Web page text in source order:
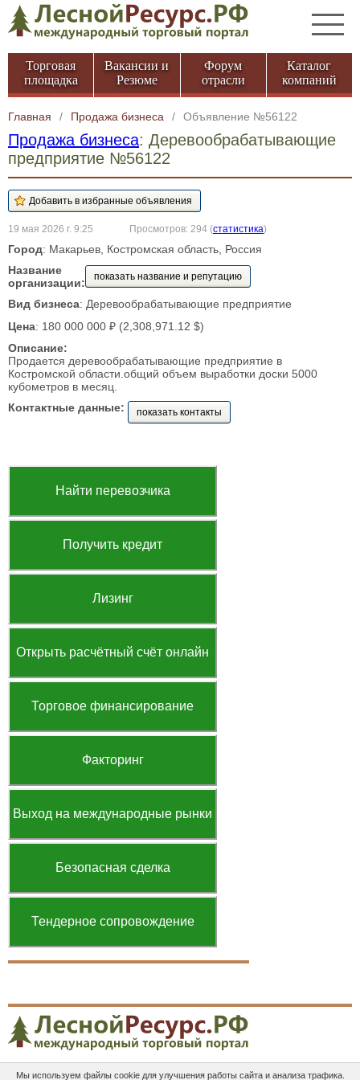
Торговая
площадка
Вакансии и
Резюме
Форум
отрасли
Каталог
компаний
Главная / Продажа бизнеса / Объявление №56122
Продажа бизнеса: Деревообрабатывающие
предприятие №56122
19 мая 2026 г. 9:25 Просмотров: 294 (статистика)
Город: Макарьев, Костромская область, Россия
Название
организации:
показать название и репутацию
Вид бизнеса: Деревообрабатывающие предприятие
Цена: 180 000 000 ₽ (2,308,971.12 $)
Описание:
Продается деревообрабатывающие предприятие в
Костромской области.общий объем выработки доски 5000
кубометров в месяц.
Контактные данные:
показать контакты
Найти перевозчика
Получить кредит
Лизинг
Открыть расчётный счёт онлайн
Торговое финансирование
Факторинг
Выход на международные рынки
Безопасная сделка
Тендерное сопровождение
Мы используем файлы cookie для улучшения работы сайта и анализа трафика.